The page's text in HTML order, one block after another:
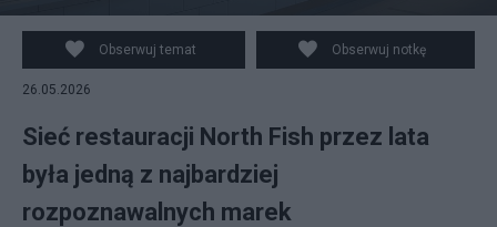
Obserwuj temat Obserwuj notkę
26.05.2026
Sieć restauracji North Fish przez lata
była jedną z najbardziej
rozpoznawalnych marek